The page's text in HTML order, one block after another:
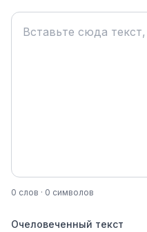
0 слов · 0 символов
Очеловеченный текст